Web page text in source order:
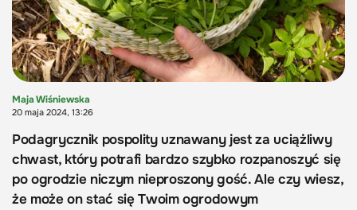
Maja Wiśniewska
20 maja 2024, 13:26
Podagrycznik pospolity uznawany jest za uciążliwy
chwast, który potrafi bardzo szybko rozpanoszyć się
po ogrodzie niczym nieproszony gość. Ale czy wiesz,
że może on stać się Twoim ogrodowym